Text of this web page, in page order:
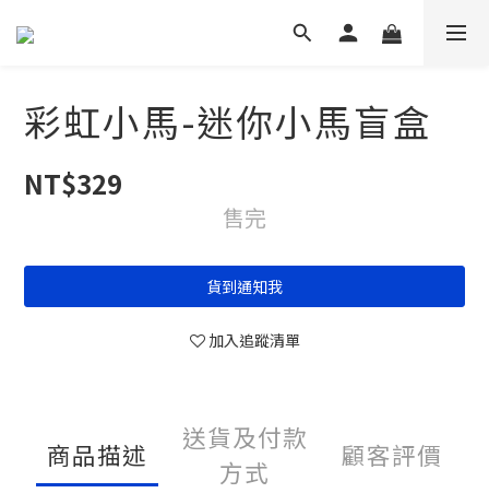
彩虹小馬-迷你小馬盲盒
NT$329
售完
貨到通知我
加入追蹤清單
商品描述
送貨及付款
方式
顧客評價